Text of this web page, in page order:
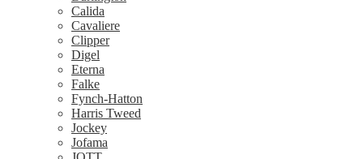
Calida
Cavaliere
Clipper
Digel
Eterna
Falke
Fynch-Hatton
Harris Tweed
Jockey
Jofama